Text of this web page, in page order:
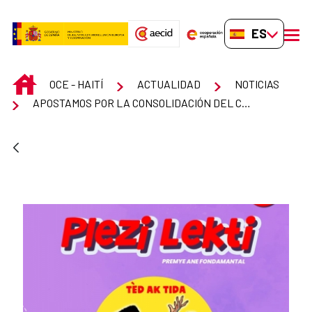
ES-ES
INICIOOCE - HAITÍ ACTUALIDAD
NOTICIAS